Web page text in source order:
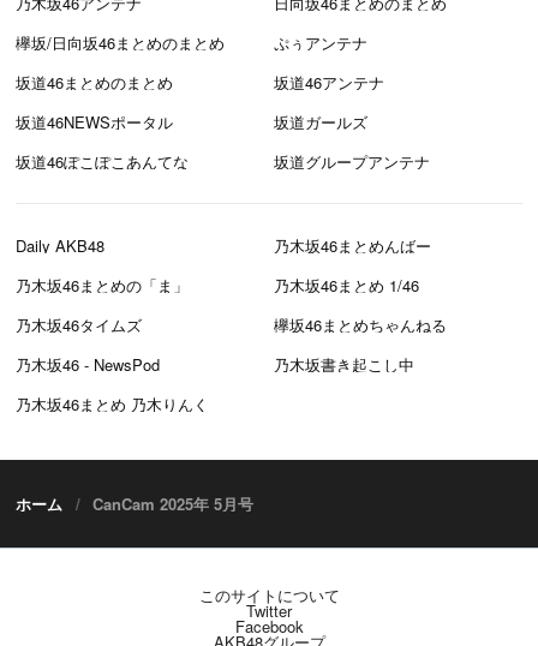
欅坂/日向坂46まとめのまとめ
ぷぅアンテナ
坂道46まとめのまとめ
坂道46アンテナ
坂道46NEWSポータル
坂道ガールズ
坂道46ぽこぽこあんてな
坂道グループアンテナ
Daily AKB48
乃木坂46まとめんばー
乃木坂46まとめの「ま」
乃木坂46まとめ 1/46
乃木坂46タイムズ
欅坂46まとめちゃんねる
乃木坂46 - NewsPod
乃木坂書き起こし中
乃木坂46まとめ 乃木りんく
ホーム CanCam 2025年 5月号
このサイトについて
Twitter
Facebook